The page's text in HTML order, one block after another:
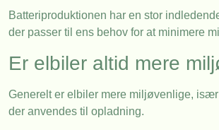
Batteriproduktionen har en stor
der passer til ens behov for at minimere
Er elbiler altid mere
Generelt er elbiler mere miljøvenlige,
der anvendes til opladning.